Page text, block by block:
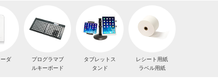
ダ
プログラマブ
ルキーボード
タブレットス
タンド
レシート用紙
ラベル用紙